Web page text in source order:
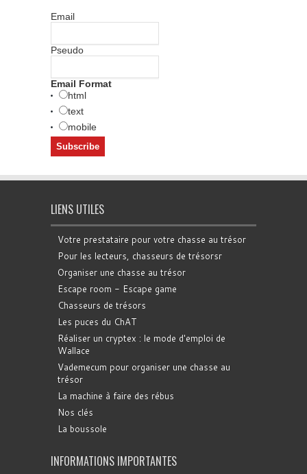
Email
Pseudo
Email Format
html
text
mobile
LIENS UTILES
Votre prestataire pour votre chasse au trésor
Pour les lecteurs, chasseurs de trésorsr
Organiser une chasse au trésor
Escape room - Escape game
Chasseurs de trésors
Les puces du ChAT
Réaliser un cryptex : le mode d'emploi de
Wallace
Vademecum pour organiser une chasse au
trésor
La machine à faire des rébus
Nos clés
La boussole
INFORMATIONS IMPORTANTES